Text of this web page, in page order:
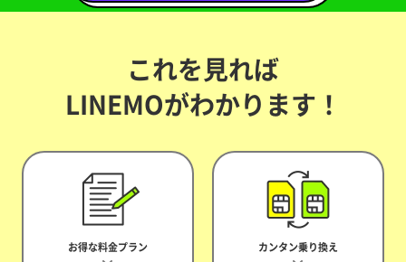
これを見れば
LINEMOがわかります！
お得な料金プラン カンタン乗り換え